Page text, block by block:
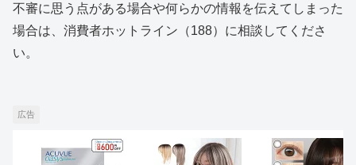
不審に思う点がある場合や何らかの情報を伝えてしまった
場合は、消費者ホットライン（188）に相談してくださ
い。
広告